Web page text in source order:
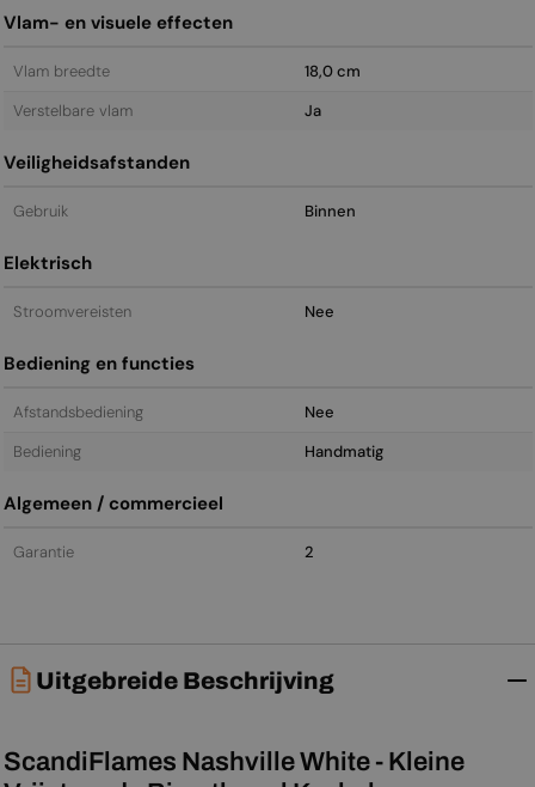
Vlam- en visuele effecten
Vlam breedte
18,0 cm
Verstelbare vlam
Ja
Veiligheidsafstanden
Gebruik Binnen
Elektrisch
Stroomvereisten Nee
Bediening en functies
Afstandsbediening
Nee
Bediening
Handmatig
Algemeen / commercieel
Garantie 2
Uitgebreide Beschrijving
ScandiFlames Nashville White - Kleine